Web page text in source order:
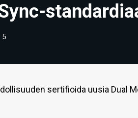
5
sertifioida uusia Dual